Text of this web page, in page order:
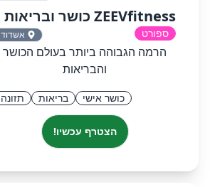
ZEEVfitness כושר ובריאות
ספורט אשדוד
הרמה הגבוהה ביותר בעולם הכושר
והבריאות
כושר אישי בריאות תזונה
הצטרף עכשיו!